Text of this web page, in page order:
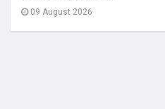
09 August 2026